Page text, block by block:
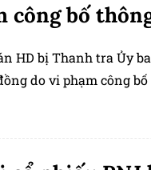
công bố
HD bị Thanh tra Ủy
do vi phạm công